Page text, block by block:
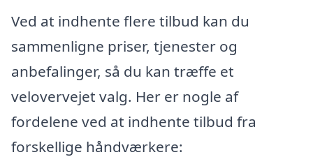
Ved at indhente flere tilbud kan du
sammenligne priser, tjenester og
anbefalinger, så du kan træffe et
velovervejet valg. Her er nogle af
fordelene ved at indhente tilbud fra
forskellige håndværkere: